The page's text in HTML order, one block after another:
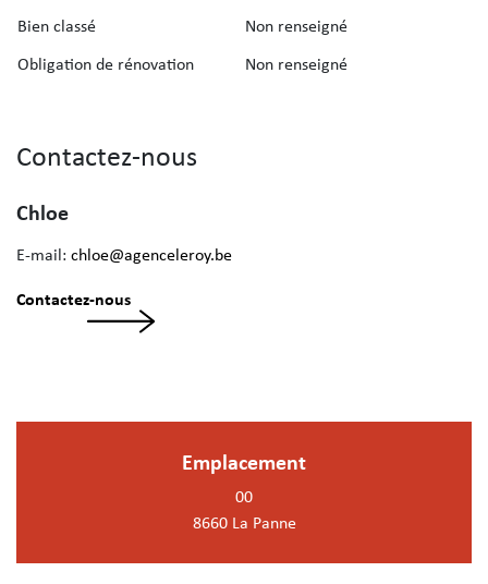
Bien classé
Non renseigné
Obligation de rénovation
Non renseigné
Contactez-nous
Chloe
E-mail: chloe@agenceleroy.be
Contactez-nous
Emplacement
00
8660 La Panne